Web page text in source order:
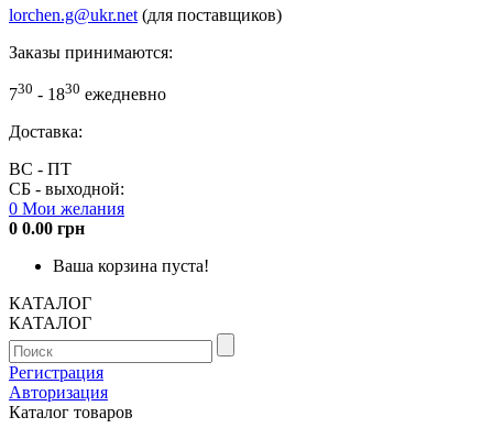
lorchen.g@ukr.net (для поставщиков)
Заказы принимаются:
730 - 1830 ежедневно
Доставка:
ВС - ПТ
СБ - выходной:
0 Мои желания
0 0.00 грн
Ваша корзина пуста!
КАТАЛОГ
КАТАЛОГ
Регистрация
Авторизация
Каталог товаров